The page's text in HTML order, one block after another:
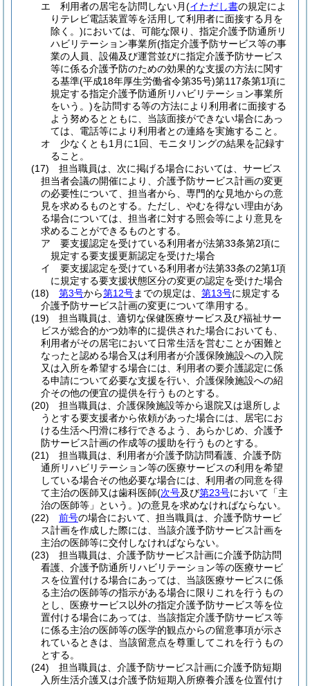
エ
利用者の居宅を訪問しない月(イただし書の規定によ
りテレビ電話装置等を活用して利用者に面接する月を
除く。)においては、可能な限り、指定介護予防通所リ
ハビリテーション事業所(指定介護予防サービス等の事
業の人員、設備及び運営並びに指定介護予防サービス
等に係る介護予防のための効果的な支援の方法に関す
る基準(平成18年厚生労働省令第35号)第117条第1項に
規定する指定介護予防通所リハビリテーション事業所
をいう。)を訪問する等の方法により利用者に面接する
よう努めるとともに、当該面接ができない場合にあっ
ては、電話等により利用者との連絡を実施すること。
オ
少なくとも1月に1回、モニタリングの結果を記録す
ること。
(17)
担当職員は、次に掲げる場合においては、サービス
担当者会議の開催により、介護予防サービス計画の変更
の必要性について、担当者から、専門的な見地からの意
見を求めるものとする。 ただし、やむを得ない理由があ
る場合については、担当者に対する照会等により意見を
求めることができるものとする。
ア
要支援認定を受けている利用者が法第33条第2項に
規定する要支援更新認定を受けた場合
イ
要支援認定を受けている利用者が法第33条の2第1項
に規定する要支援状態区分の変更の認定を受けた場合
(18)
第3号から第12号までの規定は、 第13号に規定する
介護予防サービス計画の変更について準用する。
(19)
担当職員は、適切な保健医療サービス及び福祉サー
ビスが総合的かつ効率的に提供された場合においても、
利用者がその居宅において日常生活を営むことが困難と
なったと認める場合又は利用者が介護保険施設への入院
又は入所を希望する場合には、利用者の要介護認定に係
る申請について必要な支援を行い、介護保険施設への紹
介その他の便宜の提供を行うものとする。
(20)
担当職員は、介護保険施設等から退院又は退所しよ
うとする要支援者から依頼があった場合には、居宅にお
ける生活へ円滑に移行できるよう、あらかじめ、介護予
防サービス計画の作成等の援助を行うものとする。
(21)
担当職員は、利用者が介護予防訪問看護、介護予防
通所リハビリテーション等の医療サービスの利用を希望
している場合その他必要な場合には、利用者の同意を得
て主治の医師又は歯科医師(次号及び第23号において「主
治の医師等」という。)の意見を求めなければならない。
(22)
前号の場合において、担当職員は、介護予防サービ
ス計画を作成した際には、当該介護予防サービス計画を
主治の医師等に交付しなければならない。
(23)
担当職員は、介護予防サービス計画に介護予防訪問
看護、介護予防通所リハビリテーション等の医療サービ
スを位置付ける場合にあっては、当該医療サービスに係
る主治の医師等の指示がある場合に限りこれを行うもの
とし、医療サービス以外の指定介護予防サービス等を位
置付ける場合にあっては、当該指定介護予防サービス等
に係る主治の医師等の医学的観点からの留意事項が示さ
れているときは、当該留意点を尊重してこれを行うもの
とする。
(24)
担当職員は、介護予防サービス計画に介護予防短期
入所生活介護又は介護予防短期入所療養介護を位置付け